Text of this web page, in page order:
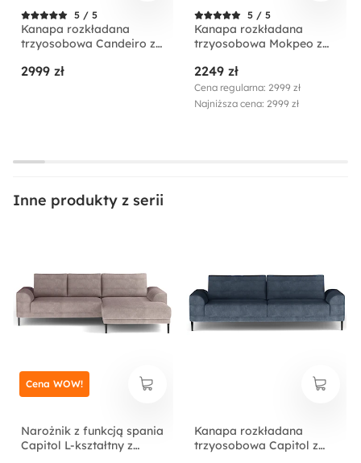
Kolor obicia:
Jasnobeżowy
Kolor oparcia:
Jasnobeżowy
Kolor siedziska:
Długość:
105 cm
Powierzchnia spania:
Funkcje:
Funkcja spania
Pojemnik na pościel
Tapicerowany tył
5 / 5
Kanapa rozkładana
trzyosobowa Candeiro z
szenil
2999 zł
5 / 5
Kanapa rozkładana
trzyosobowa Mokpeo z
welur
2249 zł
Cena regularna: 2999 zł
Najniższa cena: 2999 zł
Inne produkty z serii
Narożnik z funkcją spania
Capitol L-kształtny z
Cena WOW!
Kanapa rozkładana
trzyosobowa Capitol z